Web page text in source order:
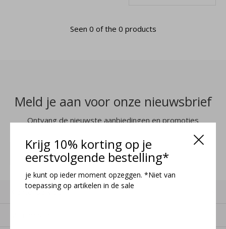
Krijg 10% korting op je
eerstvolgende bestelling*
je kunt op ieder moment opzeggen. *Niet van
toepassing op artikelen in de sale
Seen 0 of the 0 products
Meld je aan voor onze nieuwsbrief
Ontvang de nieuwste aanbiedingen en promoties
MELD JE AAN
Klantenservice